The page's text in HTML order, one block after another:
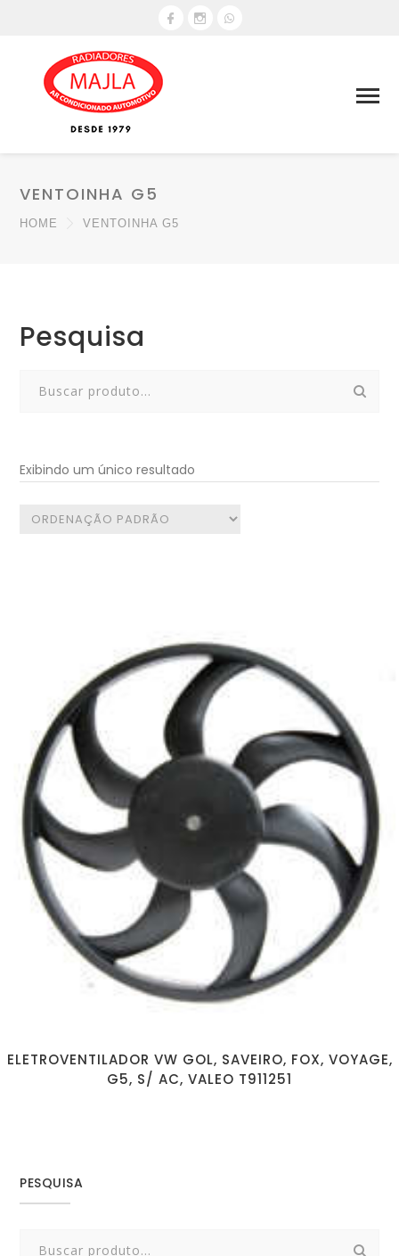
VENTOINHA G5
HOME VENTOINHA G5
Pesquisa
Exibindo um único resultado
ELETROVENTILADOR VW GOL, SAVEIRO, FOX, VOYAGE,
G5, S/ AC, VALEO T911251
PESQUISA